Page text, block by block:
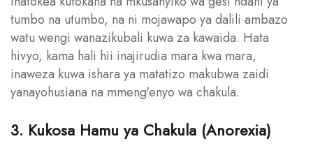
tumbo na utumbo, na ni mojawapo ya dalili ambazo
watu wengi wanazikubali kuwa za kawaida. Hata
hivyo, kama hali hii inajirudia mara kwa mara,
inaweza kuwa ishara ya matatizo makubwa zaidi
yanayohusiana na mmeng'enyo wa chakula.
3. Kukosa Hamu ya Chakula (Anorexia)